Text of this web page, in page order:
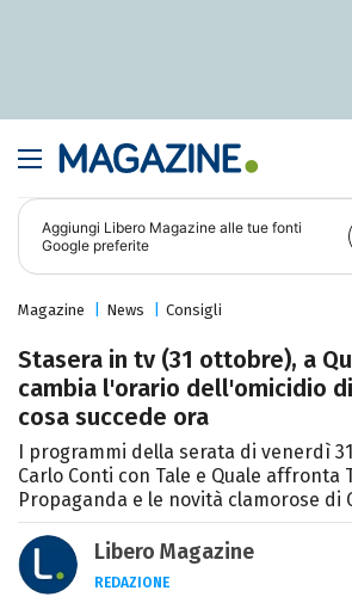
Aggiungi Libero Magazine alle tue fonti
Google preferite
Magazine News Consigli
Stasera in tv (31 ottobre), a
cambia l'orario dell'omicidio
cosa succede ora
I programmi della serata di venerdì
Carlo Conti con Tale e Quale affronta
Propaganda e le novità clamorose di
Libero Magazine
REDAZIONE